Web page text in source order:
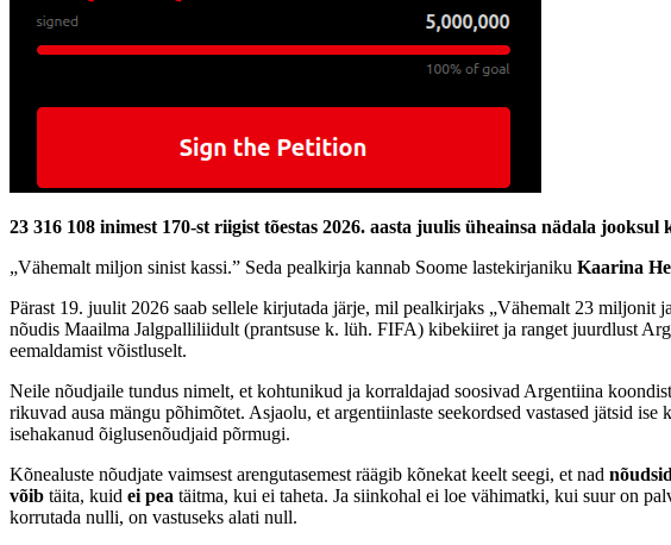
23 316 108 inimest 170-st riigist tõestas 2026. aasta juulis üheainsa nädala
„Vähemalt miljon sinist kassi.” Seda pealkirja kannab Soome lastekirjaniku Kaarina
Pärast 19. juulit 2026 saab sellele kirjutada järje, mil pealkirjaks „Vähemalt 23
nõudis Maailma Jalgpalliliidult (prantsuse k. lüh. FIFA) kibekiiret ja ranget juurdlust
eemaldamist võistluselt.
Neile nõudjaile tundus nimelt, et kohtunikud ja korraldajad soosivad Argentiina
rikuvad ausa mängu põhimõtet. Asjaolu, et argentiinlaste seekordsed vastased jätsid
isehakanud õiglusenõudjaid põrmugi.
Kõnealuste nõudjate vaimsest arengutasemest räägib kõnekat keelt seegi, et nad nõudsid
võib täita, kuid ei pea täitma, kui ei taheta. Ja siinkohal ei loe vähimatki, kui suur on
korrutada nulli, on vastuseks alati null.